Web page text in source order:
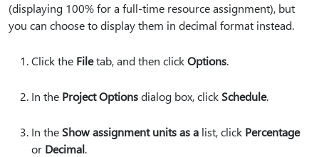
(displaying 100% for a full-time resource assignment), but
you can choose to display them in decimal format instead.
Click the Filetab, and then clickOptions.
In the Project Optionsdialog box, click Schedule.
In the Show assignment units as a list, click Percentage
or Decimal.